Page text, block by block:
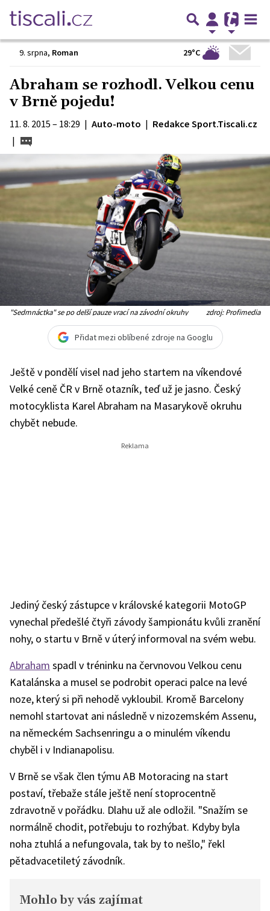
9. srpna, Roman 29°C
Abraham se rozhodl. Velkou cenu
v Brně pojedu!
11. 8. 2015 – 18:29 | Auto-moto | Redakce Sport.Tiscali.cz
|
"Sedmnáctka" se po delší pauze vrací na závodní okruhy zdroj: Profimedia
Přidat mezi oblíbené zdroje na Googlu
Ještě v pondělí visel nad jeho startem na víkendové
Velké ceně ČR v Brně otazník, teď už je jasno. Český
motocyklista Karel Abraham na Masarykově okruhu
chybět nebude.
Jediný český zástupce v královské kategorii MotoGP
vynechal předešlé čtyři závody šampionátu kvůli zranění
nohy, o startu v Brně v úterý informoval na svém webu.
Abraham spadl v tréninku na červnovou Velkou cenu
Katalánska a musel se podrobit operaci palce na levé
noze, který si při nehodě vykloubil. Kromě Barcelony
nemohl startovat ani následně v nizozemském Assenu,
na německém Sachsenringu a o minulém víkendu
chyběl i v Indianapolisu.
V Brně se však člen týmu AB Motoracing na start
postaví, třebaže stále ještě není stoprocentně
zdravotně v pořádku. Dlahu už ale odložil. "Snažím se
normálně chodit, potřebuju to rozhýbat. Kdyby byla
noha ztuhlá a nefungovala, tak by to nešlo," řekl
pětadvacetiletý závodník.
Mohlo by vás zajímat